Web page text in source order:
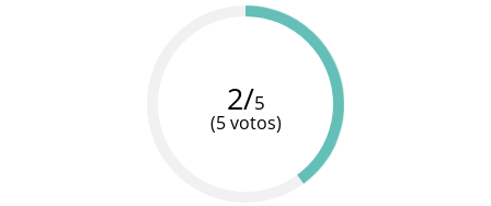
Mando a
distancia
Cargador
Cargador
USB
2/5
(5 votos)